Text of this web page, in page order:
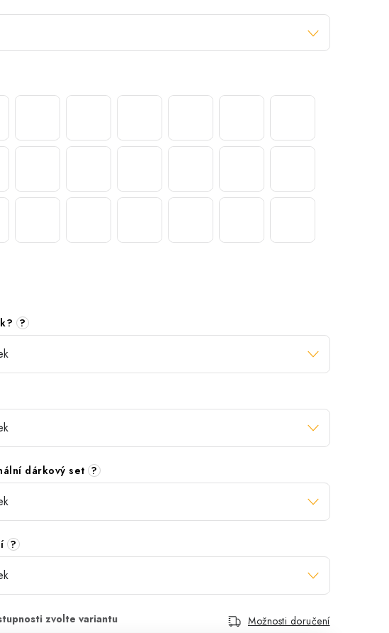
?
dárkový set ?
?
Možnosti doručení